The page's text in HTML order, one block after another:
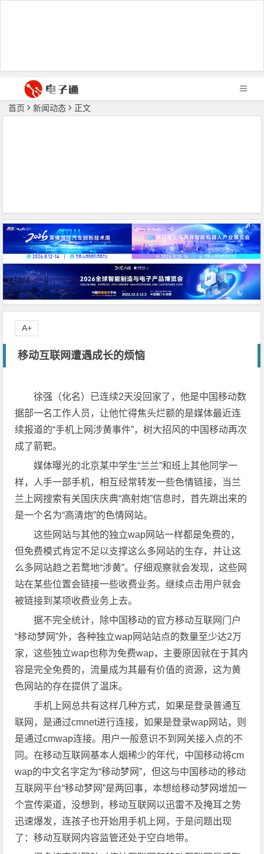
首页 新闻动态 正文
移动互联网遭遇成长的烦恼
徐强（化名）已连续2天没回家了，他是中国移动数
据部一名工作人员，让他忙得焦头烂额的是媒体最近连
续报道的“手机上网涉黄事件”，树大招风的中国移动再次
成了箭靶。
媒体曝光的北京某中学生“兰兰”和班上其他同学一
样，人手一部手机，相互经常转发一些色情链接，当兰
兰上网搜索有关国庆庆典“高射炮”信息时，首先跳出来的
是一个名为“高清炮”的色情网站。
这些网站与其他的独立wap网站一样都是免费的，
但免费模式肯定不足以支撑这么多网站的生存，并让这
么多网站趋之若鹜地“涉黄”。仔细观察就会发现，这些网
站在某些位置会链接一些收费业务。继续点击用户就会
被链接到某项收费业务上去。
据不完全统计，除中国移动的官方移动互联网门户
“移动梦网”外，各种独立wap网站站点的数量至少达2万
家，这些独立wap也称为免费wap，主要原因就在于其内
容是完全免费的，流量成为其最有价值的资源，这为黄
色网站的存在提供了温床。
手机上网总共有这样几种方式，如果是登录普通互
联网，是通过cmnet进行连接，如果是登录wap网站，则
是通过cmwap连接。用户一般意识不到网关接入点的不
同。在移动互联网基本人烟稀少的年代，中国移动将cm
wap的中文名字定为“移动梦网”，但这与中国移动的移动
互联网平台“移动梦网”是两回事，本想给移动梦网增加一
个宣传渠道，没想到，移动互联网以迅雷不及掩耳之势
迅速爆发，连孩子也开始用手机上网，于是问题出现
了：移动互联网内容监管还处于空白地带。
A+